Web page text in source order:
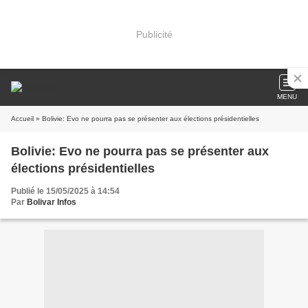
Publicité
MENU
Accueil » Bolivie: Evo ne pourra pas se présenter aux élections présidentielles
Bolivie: Evo ne pourra pas se présenter aux
élections présidentielles
Publié le 15/05/2025 à 14:54
Par Bolivar Infos